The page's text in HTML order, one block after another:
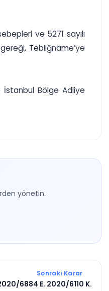
ve 5271 sayılı
Tebliğname’ye
İstanbul Bölge Adliye
yönetin.
Sonraki Karar
6884 E. 2020/6110 K.